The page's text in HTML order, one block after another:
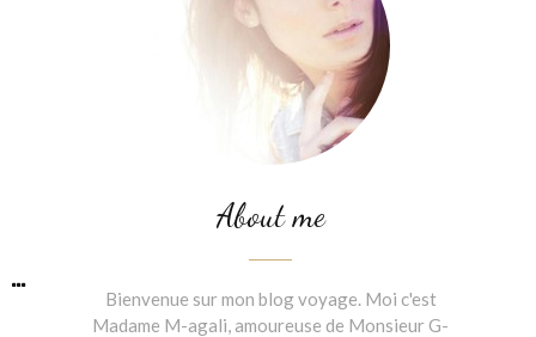
About me
Bienvenue sur mon blog voyage. Moi c'est
Madame M-agali, amoureuse de Monsieur G-